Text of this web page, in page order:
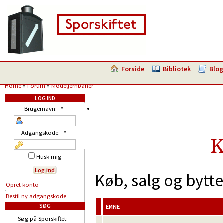
Forside Bibliotek Blog
Home»Forum»Modeljernbaner
Køb, salg og
EMNE
LOG IND
Brugernavn: *
Adgangskode: *
Husk mig
Opret konto
Bestil ny adgangskode
SØG
Søg på Sporskiftet: